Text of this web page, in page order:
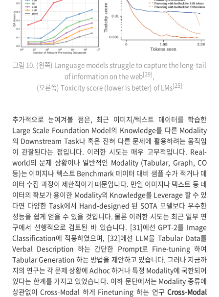
그림 10. (왼쪽) Language models struggle to capture the long-tail
of information on the web[29],
(오른쪽) Toxicity score (lower is better) of LMs[25]
추가적으로 눈여겨볼 점은, 최근 이미지/텍스트 데이터를 학습한
Large Scale Foundation Model의 Knowledge를 다른 Modality
의 Downstream Task나 혹은 전혀 다른 문제에 활용하려는 움직임
이 관찰된다는 점입니다. 이러한 시도는 매우 고무적입니다. Real-
world의 문제 상황이나 일반적인 Modality (Tabular, Graph, CO
등)는 이미지나 텍스트 Benchmark 데이터 대비 샘플 수가 적거나 데
이터 수집 과정이 제한적이기 때문입니다. 만일 이미지나 텍스트 등 데
이터의 확보가 용이한 Modality의 Knowledge를 Leverage 할 수 있
다면 다양한 Task에서 Hand-designed 된 SOTA 모델보다 우수한
성능을 쉽게 얻을 수 있을 것입니다. 물론 이러한 시도는 최근 일부 연
구에서 선행적으로 검토된 바 있습니다. [31]에선 GPT-2를 Image
Classification에 적용하였으며, [32]에선 LLM을 Tabular Data를
Verbal Description 하는 간단한 Prompt로 Fine-tuning 하여
Tabular Generation 하는 방법을 제안하고 있습니다. 그러나 지금까
지의 연구는 각 문제 상황에 Adhoc 하거나 특정 Modality에 국한되어
있다는 한계를 가지고 있었습니다. 이하 문단에서는 Modality 종류에
상관없이 Cross-Modal 하게 Finetuning 하는 연구Cross-Modal